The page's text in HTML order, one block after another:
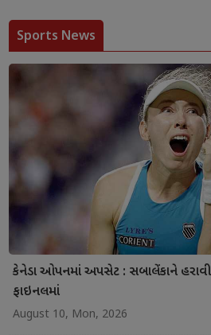
Sports News
કેનેડા ઓપનમાં અપસેટ : સબાલેંકાને હરાવી
ફાઇનલમાં
August 10, Mon, 2026